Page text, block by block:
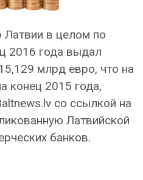
Латвии в целом по
2016 года выдал
млрд евро, что на
конец 2015 года,
со ссылкой на
Латвийской
банков.